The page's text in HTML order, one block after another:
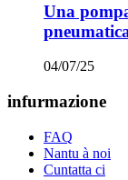
Una
04/07/25
infurmazione
FAQ
Nantu à noi
Cuntatta ci